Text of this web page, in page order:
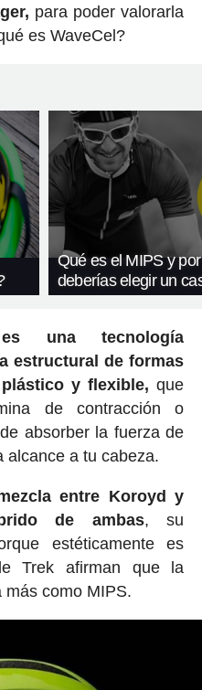
para poder valorarla
es WaveCel?
Qué es el MIPS y
deberías elegir un
es una tecnología
estructural de formas
y flexible, que
de contracción o
absorber la fuerza de
alcance a tu cabeza.
entre Koroyd y
de ambas, su
estéticamente es
Trek afirman que la
como MIPS.